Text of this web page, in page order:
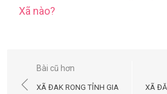
Xã nào?
Điều
hướng
Bài cũ hơn
XÃ ĐAK RONG TỈNH GIA
XÃ